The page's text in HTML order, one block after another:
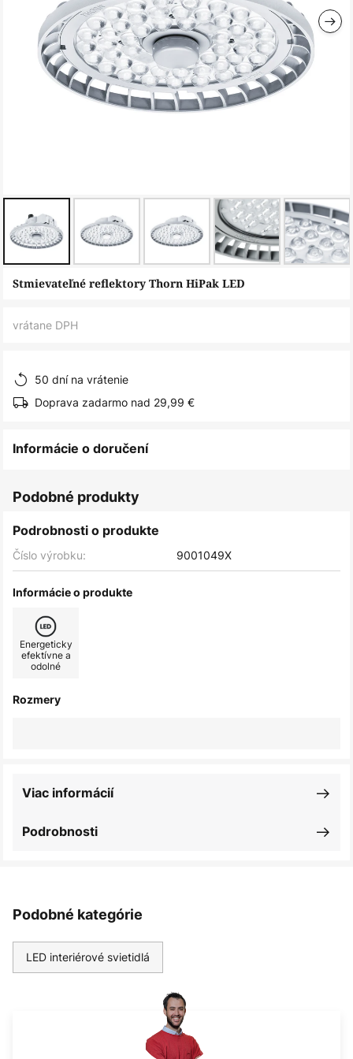
Preskočiť
Stmievateľné reflektory Thorn HiPak LED
vrátane DPH
50 dní na vrátenie
Doprava zadarmo nad 29,99 €
Informácie o doručení
Podobné produkty
Podrobnosti o produkte
Číslo výrobku: 9001049X
Informácie o produkte
Energeticky
efektívne a
odolné
Rozmery
Podrobnosti
Viac informácií
Podobné kategórie
LED interiérové svietidlá